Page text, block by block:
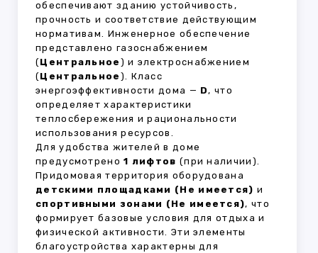
обеспечивают зданию устойчивость,
прочность и соответствие действующим
нормативам. Инженерное обеспечение
представлено газоснабжением
(Центральное ) и электроснабжением
(Центральное ). Класс
энергоэффективности дома — D, что
определяет характеристики
теплосбережения и рациональности
использования ресурсов.
Для удобства жителей в доме
предусмотрено1 лифтов (при наличии).
Придомовая территория оборудована
детскими площадками (Не имеется) и
спортивными зонами (Не имеется), что
формирует базовые условия для отдыха и
физической активности. Эти элементы
благоустройства характерны для